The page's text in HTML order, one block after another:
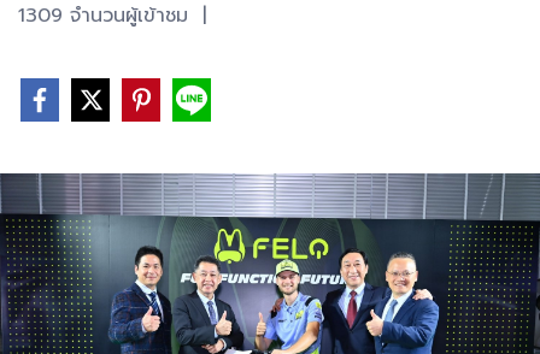
1309 จำนวนผู้เข้าชม |